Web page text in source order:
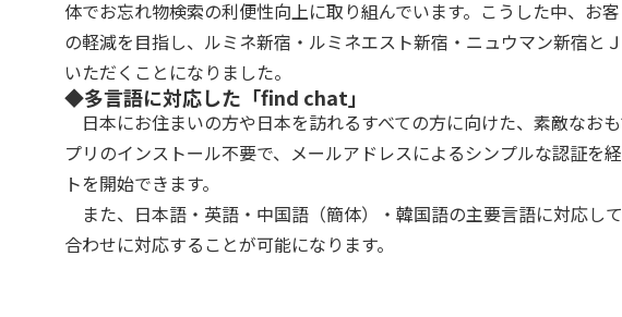
体でお忘れ物検索の利便性向上に取り組んでいます。こうした中、お
の軽減を目指し、ルミネ新宿・ルミネエスト新宿・ニュウマン新宿と
いただくことになりました。
◆多言語に対応した「find chat」
日本にお住まいの方や日本を訪れるすべての方に向けた、素敵なお
プリのインストール不要で、メールアドレスによるシンプルな認証を
トを開始できます。
また、日本語・英語・中国語（簡体）・韓国語の主要言語に対応し
合わせに対応することが可能になります。